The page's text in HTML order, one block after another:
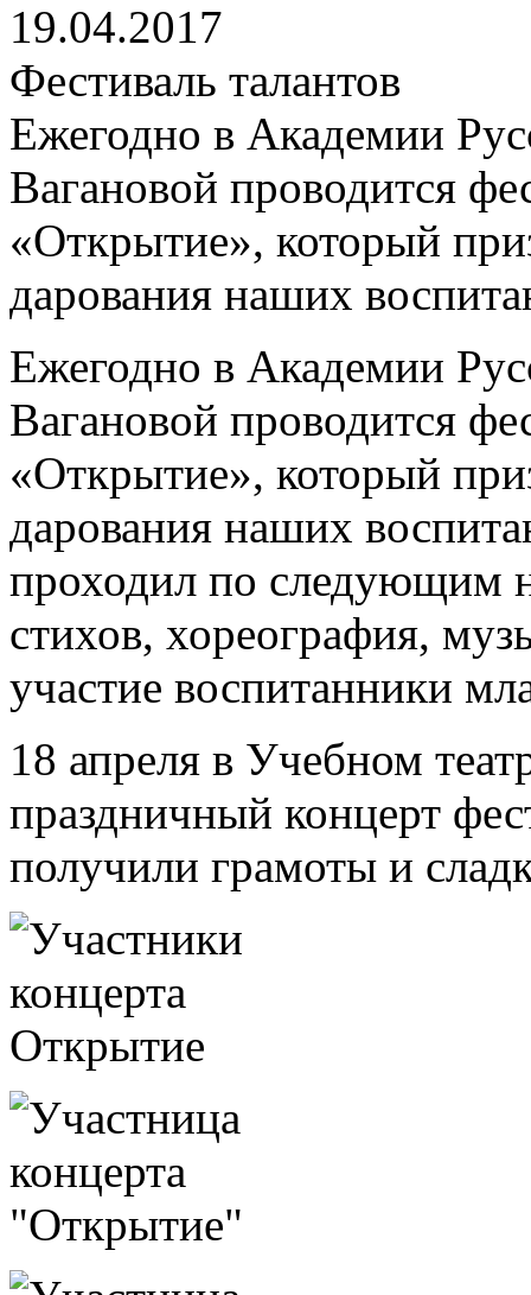
19.04.2017
Фестиваль талантов
Ежегодно в Академии
Вагановой проводится
«Открытие», который
дарования наших
Ежегодно в Академии
Вагановой проводится
«Открытие», который
дарования наших
проходил по следующим
стихов, хореография,
участие воспитанники
18 апреля в Учебном
праздничный концерт
получили грамоты и